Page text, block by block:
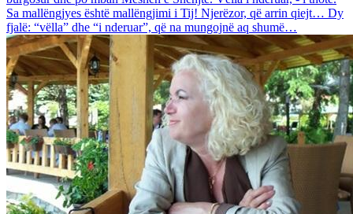
Sa mallëngjyes është mallëngjimi i Tij! Njerëzor, që arrin qiejt… Dy
fjalë: “vëlla” dhe “i nderuar”, që na mungojnë aq shumë…